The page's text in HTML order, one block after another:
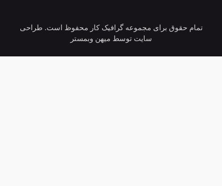
تمام حقوق برای مجموعه گرافیک کار محفوظ است. طراحی
سایت توسط میهن وبمستر